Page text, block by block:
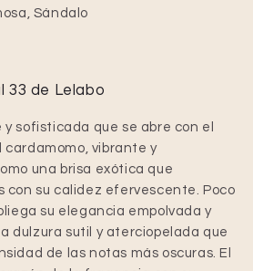
Sándalo
33 de Lelabo
sofisticada que se abre con el
cardamomo, vibrante y
una brisa exótica que
con su calidez efervescente. Poco
su elegancia empolvada y
dulzura sutil y aterciopelada que
de las notas más oscuras. El